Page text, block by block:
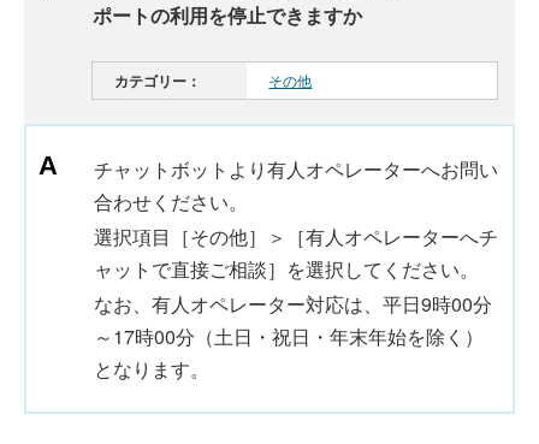
ポートの利用を停止できますか
カテゴリー： その他
チャットボットより有人オペレーターへお問い
合わせください。
選択項目［その他］＞［有人オペレーターへチ
ャットで直接ご相談］を選択してください。
なお、有人オペレーター対応は、平日9時00分
～17時00分（土日・祝日・年末年始を除く）
となります。